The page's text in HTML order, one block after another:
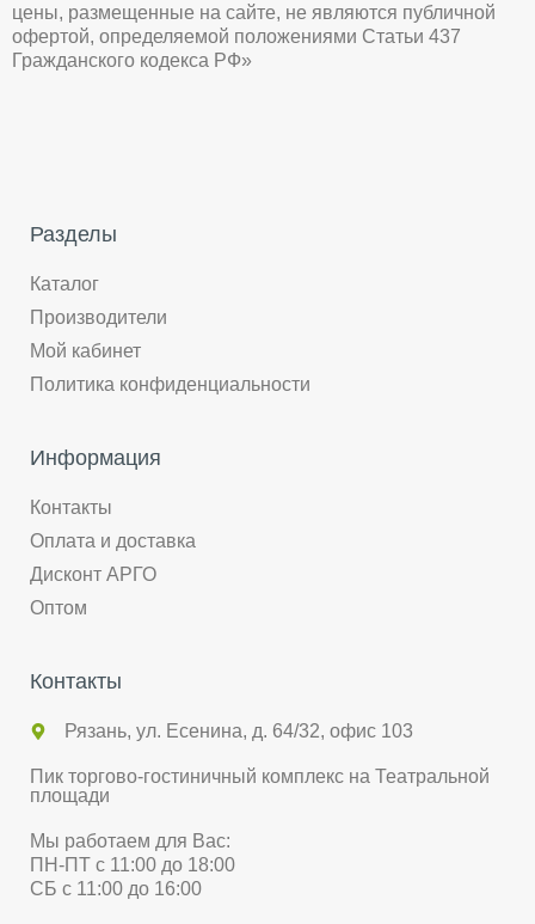
цены, размещенные на сайте, не являются публичной
офертой, определяемой положениями Статьи 437
Гражданского кодекса РФ»
Разделы
Каталог
Производители
Мой кабинет
Политика конфиденциальности
Информация
Контакты
Оплата и доставка
Дисконт АРГО
Оптом
Контакты
Рязань, ул. Есенина, д. 64/32, офис 103
Пик торгово-гостиничный комплекс на Театральной
площади
Мы работаем для Вас:
ПН-ПТ с 11:00 до 18:00
СБ с 11:00 до 16:00